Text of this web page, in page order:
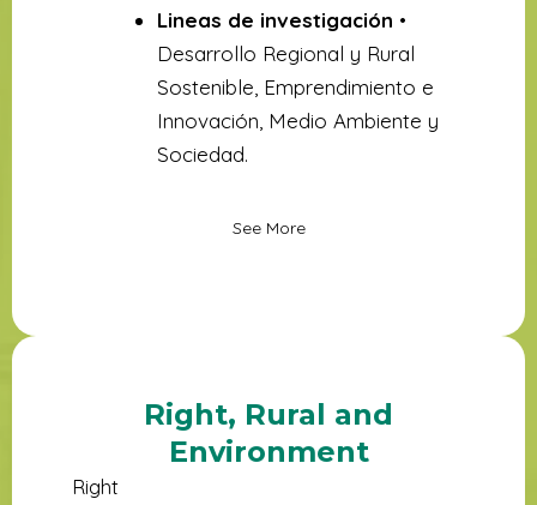
Lineas de investigación •
Desarrollo Regional y Rural
Sostenible, Emprendimiento e
Innovación, Medio Ambiente y
Sociedad.
See More
Right, Rural and
Environment
Right